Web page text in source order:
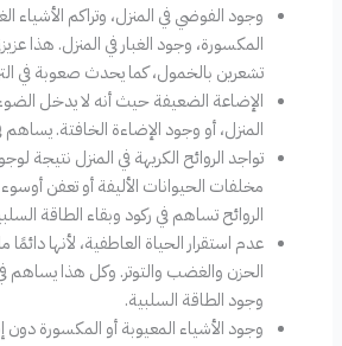
وجود الفوضي في المنزل، وتراكم الأشياء
المكسورة، وجود الغبار في المنزل. هذا
تشعرين بالخمول، كما يحدث صعوبة في
الإضاعة الضعيفة حيث أنه لا يدخل
المنزل، أو وجود الإضاءة الخافتة. يساهم
تواجد الروائح الكريهة في المنزل نتيجة
مخلفات الحيوانات الأليفة أو تعفن
الروائح تساهم في ركود وبقاء الطاقة
عدم استقرار الحياة العاطفية، لأنها
الحزن والغضب والتوتر. وكل هذا يساهم
وجود الطاقة السلبية.
وجود الأشياء المعيوبة أو المكسورة دون